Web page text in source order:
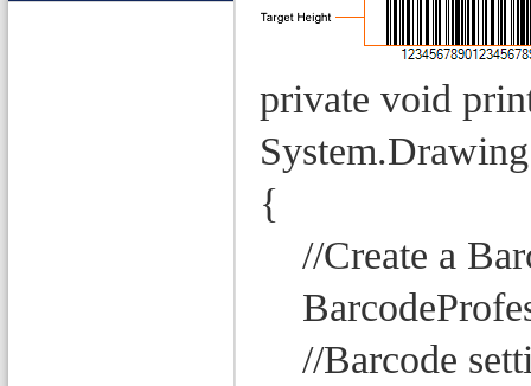
private void
{
//Create a
//Barcode